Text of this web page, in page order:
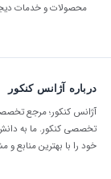
درباره آژانس کنکور
آژانس کنکور؛ مرجع
تخصصی کنکور. ما به
خود را با بهترین منابع و